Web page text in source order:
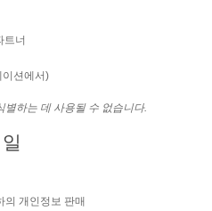
트너
이션에서)
별하는 데 사용될 수 없습니다.
의 개인정보 판매